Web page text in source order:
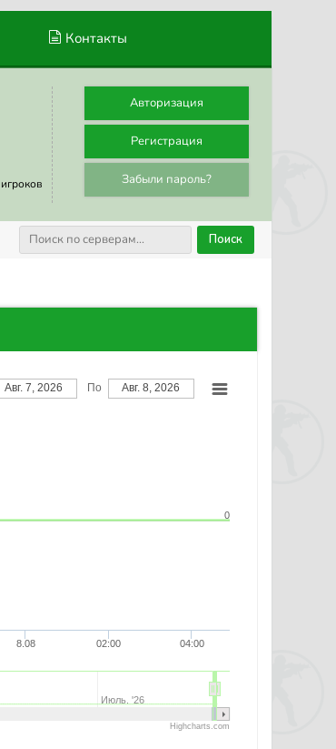
Контакты
игроков
Авторизация
Регистрация
Забыли пароль?
Поиск
Авг. 7, 2026 По Авг. 8, 2026
8.08 02:00 04:00
Июль. '26
0
Highcharts.com